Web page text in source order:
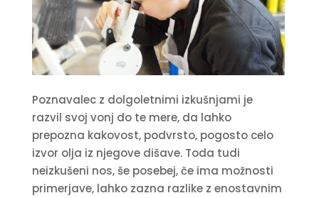
Poznavalec z dolgoletnimi izkušnjami je
razvil svoj vonj do te mere, da lahko
prepozna kakovost, podvrsto, pogosto celo
izvor olja iz njegove dišave. Toda tudi
neizkušeni nos, še posebej, če ima možnosti
primerjave, lahko zazna razlike z enostavnim